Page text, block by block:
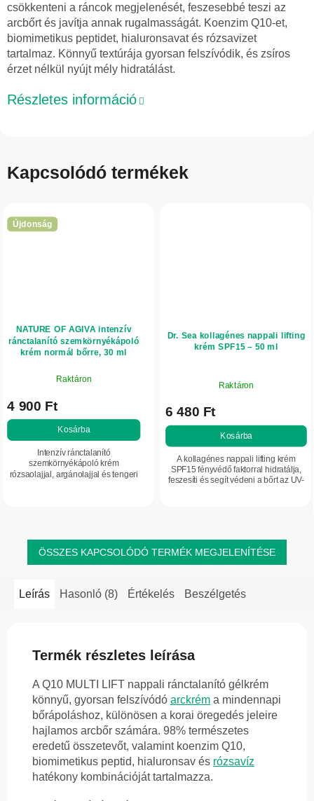
csökkenteni a ráncok megjelenését, feszesebbé teszi az
arcbőrt és javítja annak rugalmasságát. Koenzim Q10-et,
biomimetikus peptidet, hialuronsavat és rózsavizet
tartalmaz. Könnyű textúrája gyorsan felszívódik, és zsíros
érzet nélkül nyújt mély hidratálást.
Részletes információ
Kapcsolódó termékek
Újdonság
NATURE OF AGIVA intenzív
ránctalanító szemkörnyékápoló
krém normál bőrre, 30 ml
Raktáron
4 900 Ft
Kosárba
Intenzív ránctalanító
szemkörnyékápoló krém
rózsaolajjal, argánolajjal és tengeri
Dr. Sea kollagénes nappali lifting
krém SPF15 – 50 ml
Raktáron
6 480 Ft
Kosárba
A kollagénes nappali lifting krém
SPF15 fényvédő faktorral hidratálja,
feszesíti és segít védeni a bőrt az UV-
ÖSSZES KAPCSOLÓDÓ TERMÉK MEGJELENÍTÉSE
Leírás Hasonló (8) Értékelés Beszélgetés
Termék részletes leírása
A Q10 MULTI LIFT nappali ránctalanító gélkrém
könnyű, gyorsan felszívódó arckrém a mindennapi
bőrápoláshoz, különösen a korai öregedés jeleire
hajlamos arcbőr számára. 98% természetes
eredetű összetevőt, valamint koenzim Q10,
biomimetikus peptid, hialuronsav és rózsavíz
hatékony kombinációját tartalmazza.